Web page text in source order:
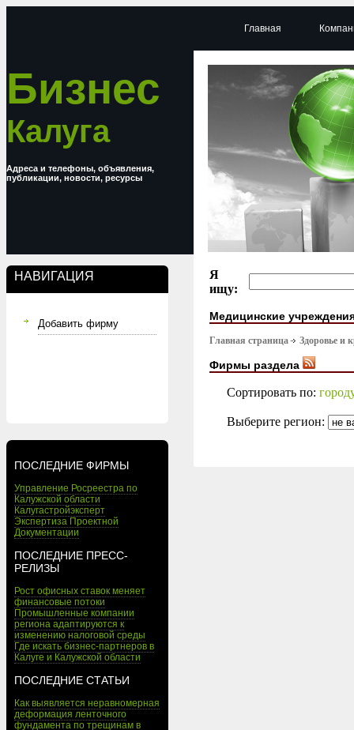
Бизнес
Калуга
Адреса и телефоны, объявления,
публикации, новости, ресурсы
НАВИГАЦИЯ
Добавить фирму
ПОСЛЕДНИЕ ФИРМЫ
Управление Росреестра по
Калужской области
Калугастройэксперт
Экспертиза Проектной
Документации
ПОСЛЕДНИЕ ПРЕСС-
РЕЛИЗЫ
Рост офисных ставок меняет
финансовые потоки
Промышленные компании
региона адаптируются к
изменению налоговой среды
Где искать бизнес-партнеров в
Калуге и Калужской области
ПОСЛЕДНИЕ СТАТЬИ
Как выявляется неравномерная
деформация ленточного
фундамента по трещинам в
Главная
Я
ищу:
Медицинские
Главная страница Здоровье и
Фирмы раздела
Сортировать по:
Выберите регион: